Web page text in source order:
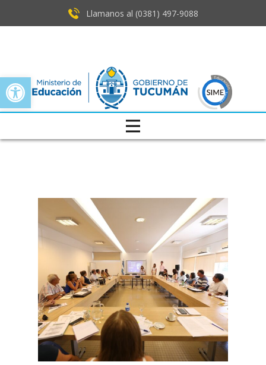
Open toolbar
Llamanos al (0381) ​497-9088